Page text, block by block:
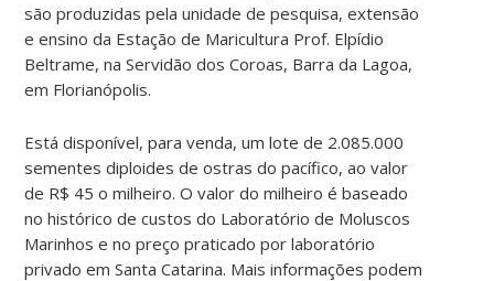
são produzidas pela unidade de pesquisa, extensão
e ensino da Estação de Maricultura Prof. Elpídio
Beltrame, na Servidão dos Coroas, Barra da Lagoa,
em Florianópolis.
Está disponível, para venda, um lote de 2.085.000
sementes diploides de ostras do pacífico, ao valor
de R$ 45 o milheiro. O valor do milheiro é baseado
no histórico de custos do Laboratório de Moluscos
Marinhos e no preço praticado por laboratório
privado em Santa Catarina. Mais informações podem